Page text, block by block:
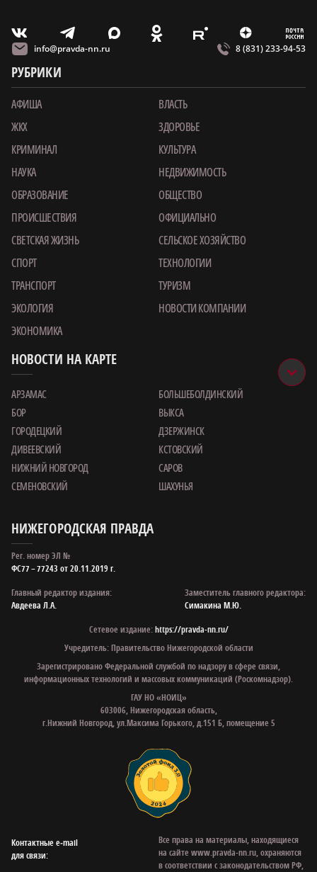
V T X O E Z m
info@pravda-nn.ru 8 (831) 233-94-53
РУБРИКИ
АФИША
ВЛАСТЬ
ЖКХ
ЗДОРОВЬЕ
КРИМИНАЛ
КУЛЬТУРА
НАУКА
НЕДВИЖИМОСТЬ
ОБРАЗОВАНИЕ
ОБЩЕСТВО
ПРОИСШЕСТВИЯ
ОФИЦИАЛЬНО
СВЕТСКАЯ ЖИЗНЬ
СЕЛЬСКОЕ ХОЗЯЙСТВО
СПОРТ
ТЕХНОЛОГИИ
ТРАНСПОРТ
ТУРИЗМ
ЭКОЛОГИЯ
НОВОСТИ КОМПАНИИ
ЭКОНОМИКА
НОВОСТИ НА КАРТЕ
АРЗАМАС
БОЛЬШЕБОЛДИНСКИЙ
БОР
ВЫКСА
ГОРОДЕЦКИЙ
ДЗЕРЖИНСК
ДИВЕЕВСКИЙ
КСТОВСКИЙ
НИЖНИЙ НОВГОРОД
САРОВ
СЕМЕНОВСКИЙ
ШАХУНЬЯ
НИЖЕГОРОДСКАЯ ПРАВДА
Рег. номер ЭЛ №
ФС77 – 77243 от 20.11.2019 г.
Главный редактор издания:
Авдеева Л.А.
Заместитель главного редактора:
Симакина М.Ю.
Сетевое издание:https://pravda-nn.ru/
Учредитель: Правительство Нижегородской области
Зарегистрировано Федеральной службой по надзору в сфере связи,
информационных технологий и массовых коммуникаций (Роскомнадзор).
ГАУ НО «НОИЦ»
603006, Нижегородская область,
г.Нижний Новгород, ул.Максима Горького, д.151 Б, помещение 5
Контактные e‑mail
для связи:
Все права на материалы, находящиеся
на сайте www.pravda-nn.ru, охраняются
в соответствии с законодательством РФ,